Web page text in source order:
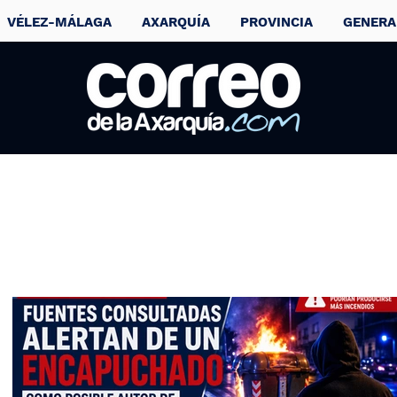
VÉLEZ-MÁLAGA AXARQUÍA PROVINCIA
HM construirá un
hospital de última